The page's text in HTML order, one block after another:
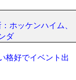
ホッケンハイム、
ダ
格好でイベント出